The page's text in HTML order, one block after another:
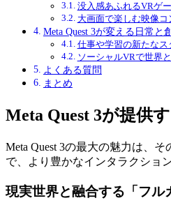
没入感あふれるVRゲ
大画面で楽しむ映像
Meta Quest 3が変える日常と
仕事や学習の新たなス
ソーシャルVRで世界
よくある質問
まとめ
Meta Quest 3が提供
Meta Quest 3の最大の魅力は、そ
で、より豊かなインタラクショ
現実世界と融合する「フル